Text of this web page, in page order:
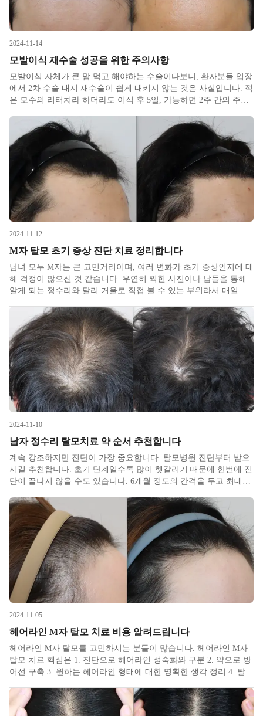
2024-11-14
모발이식 재수술 성공을 위한 주의사항
모발이식 자체가 큰 맘 먹고 해야하는 수술이다보니, 환자분들 입장
에서 2차 수술 내지 재수술이 쉽게 내키지 않는 것은 사실입니다. 적
은 모수의 리터치라 하더라도 이식 후 5일, 가능하면 2주 간의 주의
을 한다는 자체가 객관적이든 주관적이든 환자분에게 기존 결과가
2024-11-12
M자 탈모 초기 증상 진단 치료 정리합니다
남녀 모두 M자는 큰 고민거리이며, 여러 변화가 초기 증상인지에 대
해 걱정이 많으신 것 같습니다. 우연히 찍힌 사진이나 남들을 통해
알게 되는 정수리와 달리 거울로 직접 볼 수 있는 부위라서 매일 아
차이가 있습니다.
2024-11-10
남자 정수리 탈모치료 약 순서 추천합니다
계속 강조하지만 진단이 가장 중요합니다. 탈모병원 진단부터 받으
시길 추천합니다. 초기 단계일수록 많이 헷갈리기 때문에 한번에 진
단이 끝나지 않을 수도 있습니다. 6개월 정도의 간격을 두고 최대한
발이 가는 사람들은 원래도 머리가 갈라질 때 두피가 좀더 잘 보입
니다
2024-11-05
헤어라인 M자 탈모 치료 비용 알려드립니다
헤어라인 M자 탈모를 고민하시는 분들이 많습니다. 헤어라인 M자
탈모 치료 핵심은 1. 진단으로 헤어라인 성숙화와 구분 2. 약으로 방
어선 구축 3. 원하는 헤어라인 형태에 대한 명확한 생각 정리 4. 탈모
이식도 포함되어 있는 갑자기 왠 저렴 타령이냐 하시겠지만,